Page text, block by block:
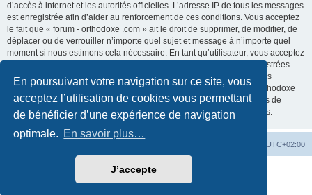
En poursuivant votre navigation sur ce site, vous
acceptez l’utilisation de cookies vous permettant
de bénéficier d’une expérience de navigation
optimale. En savoir plus…
J’accepte
d’accès à internet et les autorités officielles. L’adresse IP de tous les messages
est enregistrée afin d’aider au renforcement de ces conditions. Vous acceptez
le fait que « forum - orthodoxe .com » ait le droit de supprimer, de modifier, de
déplacer ou de verrouiller n’importe quel sujet et message à n’importe quel
moment si nous estimons cela nécessaire. En tant qu’utilisateur, vous acceptez
que toutes les informations que vous avez renseignées soient enregistrées
dans notre base de données. Bien que ces informations ne seront pas
diffusées à une tierce partie sans votre consentement, ni « forum - orthodoxe
.com », ni phpBB, ne pourront être tenus comme responsables en cas de
tentative de piratage informatique visant à compromettre vos données.
UTC+02:00
phpBB® Forum Software © phpBB Limited
©